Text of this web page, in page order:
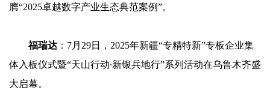
膺“2025卓越数字产业生态典范案例”。
福瑞达 ：7月29日，2025年新疆“专精特新”专板企业集
体入板仪式暨“天山行动∙新银兵地行”系列活动在乌鲁木齐盛
大启幕。